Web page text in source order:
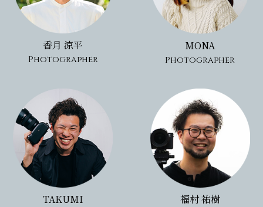
香月 涼平
Photographer
MONA
Photographer
TAKUMI 福村 祐樹